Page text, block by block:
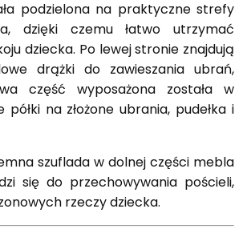
podzielona na praktyczne strefy
dzięki czemu łatwo utrzymać
dziecka. Po lewej stronie znajdują
drążki do zawieszania ubrań,
część wyposażona została w
na złożone ubrania, pudełka i
szuflada w dolnej części mebla
się do przechowywania pościeli,
rzeczy dziecka.